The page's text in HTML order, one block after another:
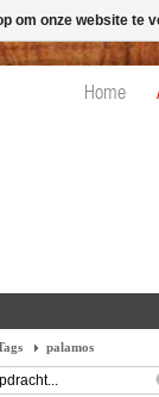
Home
palamos
om onze website te